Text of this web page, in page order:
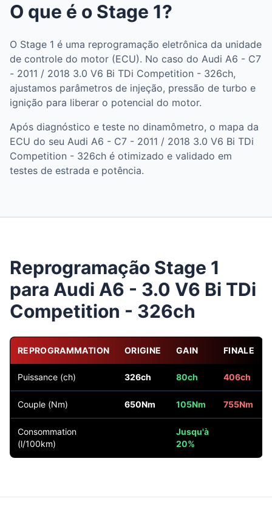
O que é o Stage 1?
O Stage 1 é uma reprogramação eletrônica da unidade
de controle do motor (ECU). No caso do Audi A6 - C7
- 2011 / 2018 3.0 V6 Bi TDi Competition - 326ch,
ajustamos parâmetros de injeção, pressão de turbo e
ignição para liberar o potencial do motor.
Após diagnóstico e teste no dinamômetro, o mapa da
ECU do seu Audi A6 - C7 - 2011 / 2018 3.0 V6 Bi TDi
Competition - 326ch é otimizado e validado em
testes de estrada e potência.
Reprogramação Stage 1
para Audi A6 - 3.0 V6 Bi TDi
Competition - 326ch
REPROGRAMMATION ORIGINE GAIN FINALE
Puissance (ch) 326ch 80ch 406ch
Couple (Nm) 650Nm 105Nm 755Nm
Consommation
(l/100km)
Jusqu'à
20%